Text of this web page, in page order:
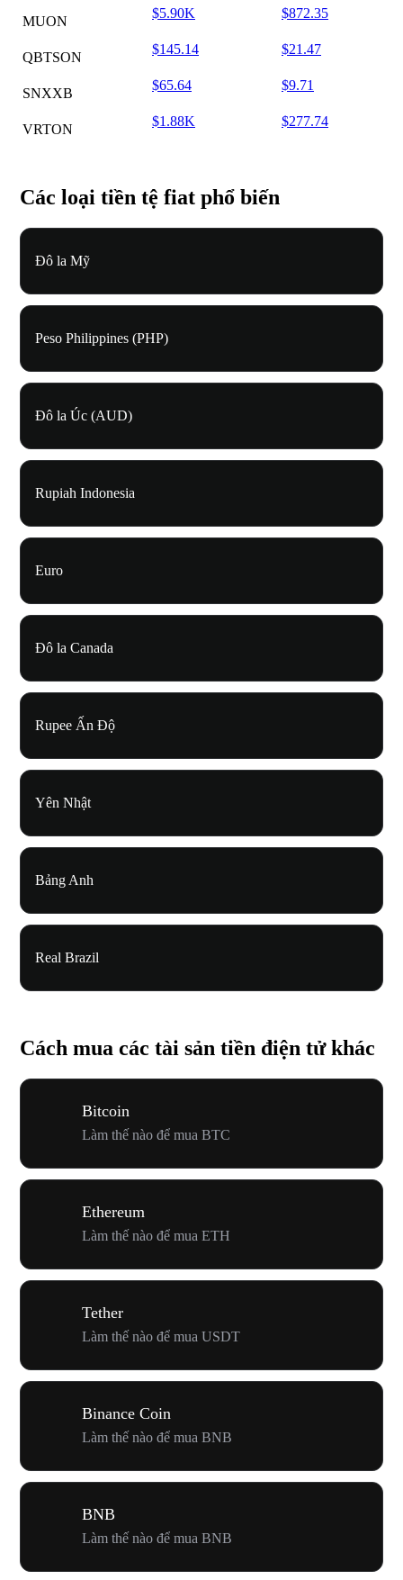
MUON
$5.90K $872.35
QBTSON
$145.14 $21.47
SNXXB
$65.64 $9.71
VRTON
$1.88K $277.74
Các loại tiền tệ fiat phổ biến
Đô la Mỹ
Peso Philippines (PHP)
Đô la Úc (AUD)
Rupiah Indonesia
Euro
Đô la Canada
Rupee Ấn Độ
Yên Nhật
Bảng Anh
Real Brazil
Cách mua các tài sản tiền điện tử khác
Bitcoin
Làm thế nào để mua BTC
Ethereum
Làm thế nào để mua ETH
Tether
Làm thế nào để mua USDT
Binance Coin
Làm thế nào để mua BNB
BNB
Làm thế nào để mua BNB